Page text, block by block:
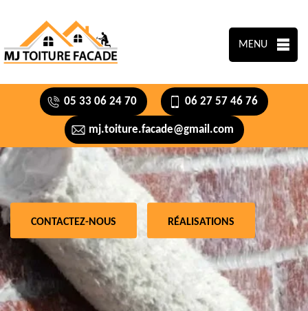
MENU
05 33 06 24 70 06 27 57 46 76
mj.toiture.facade@gmail.com
CONTACTEZ-NOUS RÉALISATIONS